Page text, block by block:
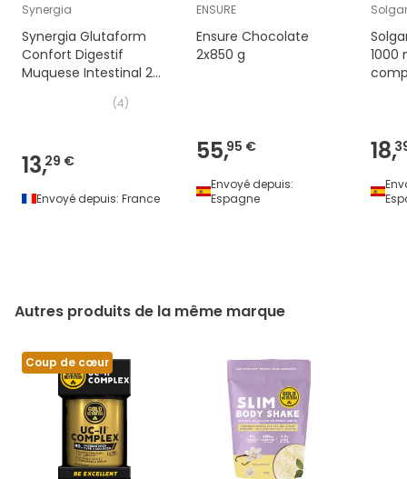
Synergia
Synergia Glutaform
Confort Digestif
Muquese Intestinal 20
(4)
13,29 €
Envoyé depuis: France
ENSURE
Ensure Chocolate
2x850 g
55,95 €
Envoyé depuis:
Espagne
Solgar
1000
18,
Autres produits de la même marque
Coup de cœur